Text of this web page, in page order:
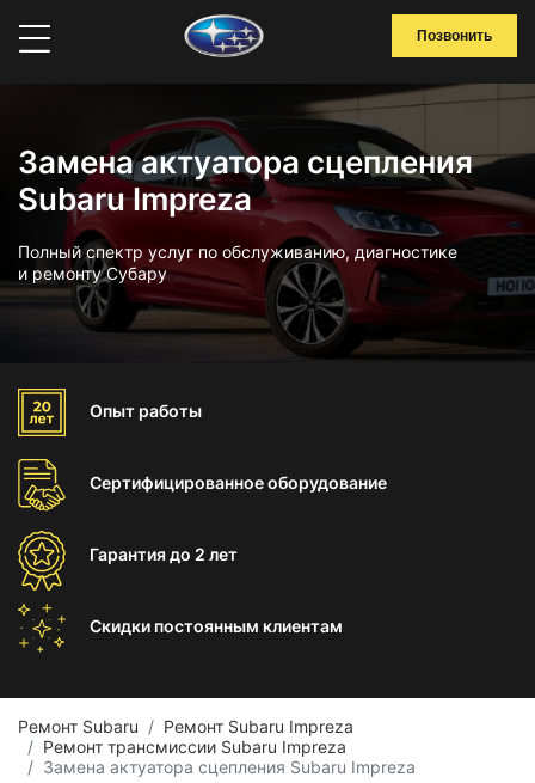
Позвонить
Замена актуатора сцепления
Subaru Impreza
Полный спектр услуг по обслуживанию, диагностике
и ремонту Субару
Опыт работы
Сертифицированноеоборудование
Гарантиядо 2 лет
Скидки постоянным клиентам
Ремонт Subaru
Ремонт Subaru Impreza
Ремонт трансмиссии Subaru Impreza
Замена актуатора сцепления Subaru Impreza